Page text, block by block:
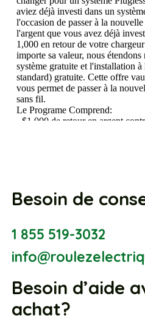
Besoin de
1 855 519-3032
Besoin d’aide
achat?